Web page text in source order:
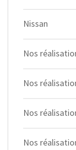
Nissan
Nos
Nos
Nos
Nos